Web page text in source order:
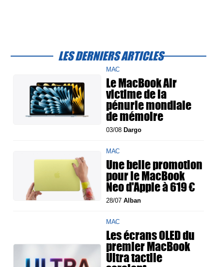
LES DERNIERS ARTICLES
MAC
Le MacBook Air
victime de la
pénurie mondiale
de mémoire
03/08 Dargo
MAC
Une belle promotion
pour le MacBook
Neo d'Apple à 619 €
28/07Alban
MAC
Les écrans OLED du
premier MacBook
Ultra tactile